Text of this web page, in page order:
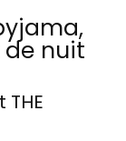
nuit
THE